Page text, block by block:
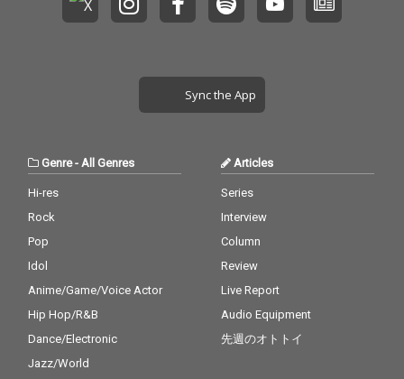
Sync the App
Genre- All Genres
Hi-res
Rock
Pop
Idol
Anime/Game/Voice Actor
Hip Hop/R&B
Dance/Electronic
Jazz/World
Articles
Series
Interview
Column
Review
Live Report
Audio Equipment
先週のオトトイ